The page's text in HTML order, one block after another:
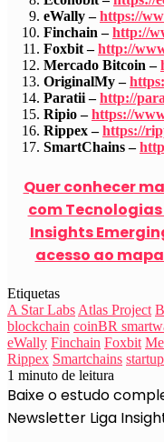
eWally –https://
Finchain –http://
Foxbit –http://
Mercado Bitcoin –
OriginalMy –
Paratii –http://
Ripio –https://
Rippex –https://
SmartChains –
Quer conhecer
com Tecnologias
Insights
acesso ao
Etiquetas
A Star Labs Atlas Project
blockchain coinBR
eWally Finchain Foxbit
Rippex Smartchains
1 minuto de leitura
Baixe o estudo
Newsletter Liga